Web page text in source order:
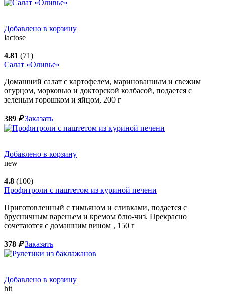
Добавлено в корзину
lactose
4.81 (71)
Салат «Оливье»
Домашний салат с картофелем, маринованным и свежим
огурцом, морковью и докторской колбасой, подается с
зеленым горошком и яйцом, 200 г
389 ₽ Заказать
Добавлено в корзину
new
4.8 (100)
Профитроли с паштетом из куриной печени
Приготовленный с тимьяном и сливками, подается с
брусничным вареньем и кремом блю-чиз. Прекрасно
сочетаются с домашним вином , 150 г
378 ₽ Заказать
Добавлено в корзину
hit